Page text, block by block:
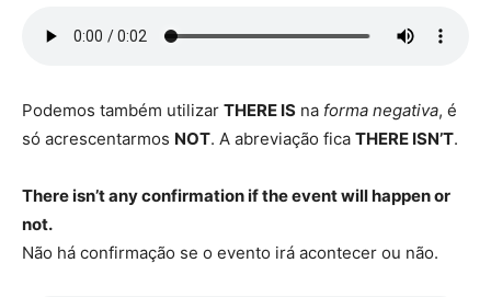
Podemos também utilizar THERE IS na forma negativa, é
só acrescentarmos NOT. A abreviação fica THERE ISN’T.
There isn’t any confirmation if the event will happen or
not.
Não há confirmação se o evento irá acontecer ou não.